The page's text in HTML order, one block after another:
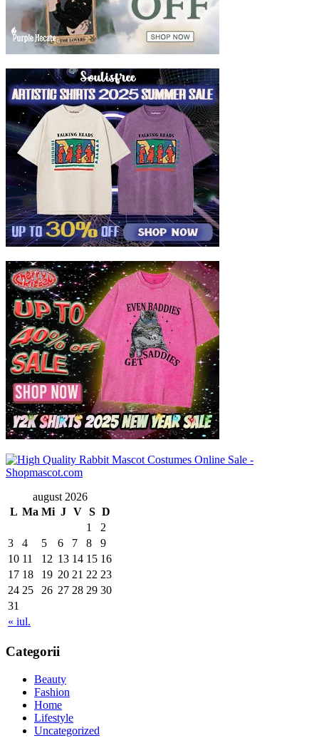
august 2026
L Ma Mi J V S D
« iul.
1
2
3
4 5 6 7 8
9
10 11 12 13 14 15 16
17 18 19 20 21 22 23
24 25 26 27 28 29 30
31
Categorii
Beauty
Fashion
Home
Lifestyle
Uncategorized